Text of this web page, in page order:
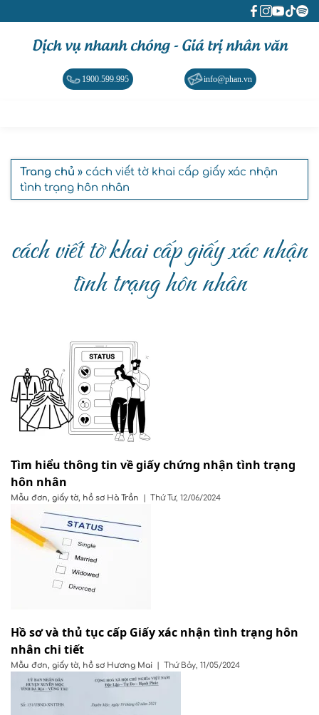
Dịch vụ nhanh chóng - Giá trị nhân văn
1900.599.995 info@phan.vn
Trang chủ » cách viết tờ khai cấp giấy xác nhận
tình trạng hôn nhân
cách viết tờ khai cấp giấy xác nhận
tình trạng hôn nhân
Tìm hiểu thông tin về giấy chứng nhận tình trạng
hôn nhân
Mẫu đơn, giấy tờ, hồ sơ Hà Trần | Thứ Tư, 12/06/2024
Hồ sơ và thủ tục cấp Giấy xác nhận tình trạng hôn
nhân chi tiết
Mẫu đơn, giấy tờ, hồ sơ Hương Mai | Thứ Bảy, 11/05/2024